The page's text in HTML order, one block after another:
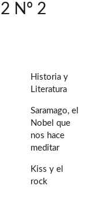
Nº 2
Historia y
Literatura
Saramago, el
Nobel que
nos hace
meditar
Kiss y el
rock